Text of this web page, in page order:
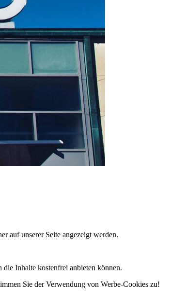
auf unserer Seite angezeigt werden.
Inhalte kostenfrei anbieten können.
Sie der Verwendung von Werbe-Cookies zu!